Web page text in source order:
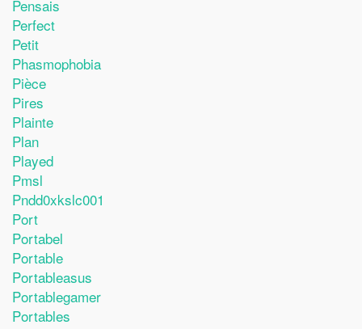
Pensais
Perfect
Petit
Phasmophobia
Pièce
Pires
Plainte
Plan
Played
Pmsl
Pndd0xkslc001
Port
Portabel
Portable
Portableasus
Portablegamer
Portables